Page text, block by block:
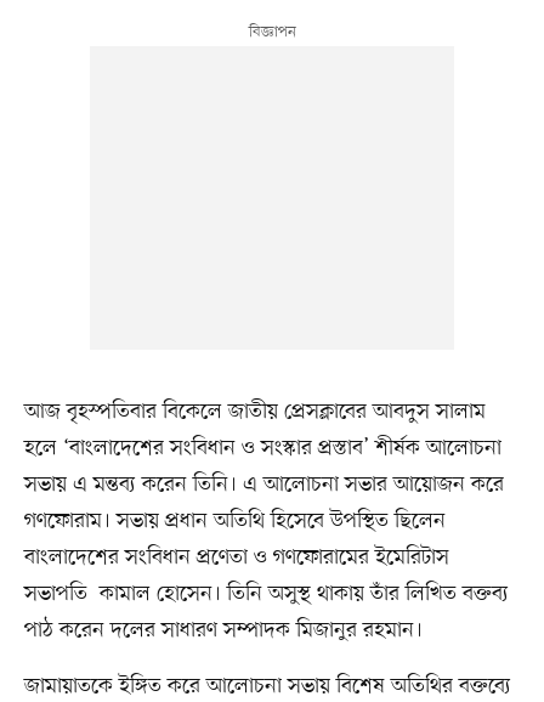
আজ বৃহস্পতিবার বিকেলে জাতীয় প্রেসক্লাবের আবদুস সালাম
হলে ‘বাংলাদেশের সংবিধান ও সংস্কার প্রস্তাব’ শীর্ষক আলোচনা
সভায় এ মন্তব্য করেন তিনি। এ আলোচনা সভার আয়োজন করে
গণফোরাম। সভায় প্রধান অতিথি হিসেবে উপস্থিত ছিলেন
বাংলাদেশের সংবিধান প্রণেতা ও গণফোরামের ইমেরিটাস
সভাপতি কামাল হোসেন। তিনি অসুস্থ থাকায় তাঁর লিখিত বক্তব্য
পাঠ করেন দলের সাধারণ সম্পাদক মিজানুর রহমান।
জামায়াতকে ইঙ্গিত করে আলোচনা সভায় বিশেষ অতিথির বক্তব্যে